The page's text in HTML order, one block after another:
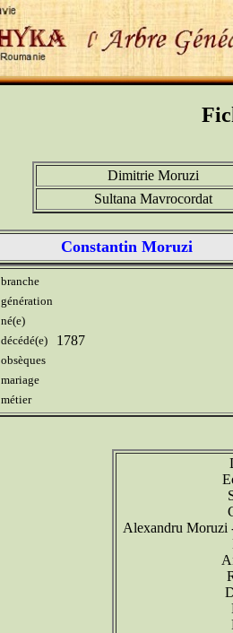
Dimitrie Moruzi
Sultana Mavrocordat
Constantin Moruzi
branche
génération
né(e)
décédé(e)
1787
obsèques
mariage
métier
Alexandru Moruzi